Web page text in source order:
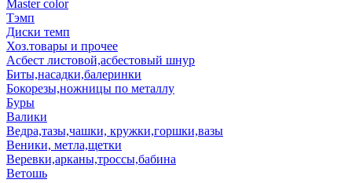
Master color
Тэмп
Диски темп
Хоз.товары и прочее
Асбест листовой,асбестовый шнур
Биты,насадки,балеринки
Бокорезы,ножницы по металлу
Буры
Валики
Ведра,тазы,чашки, кружки,горшки,вазы
Веники, метла,щетки
Веревки,арканы,троссы,бабина
Ветошь